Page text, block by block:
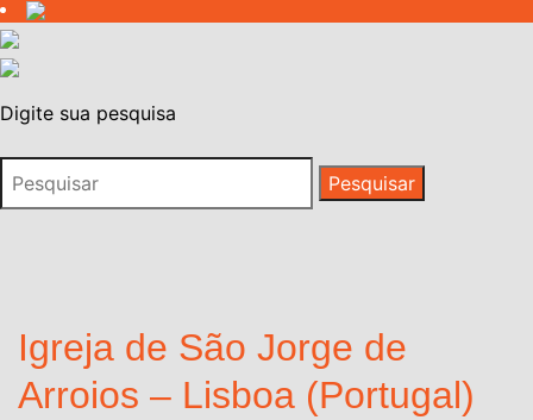
Digite sua pesquisa
Igreja de São Jorge de
Arroios – Lisboa (Portugal)